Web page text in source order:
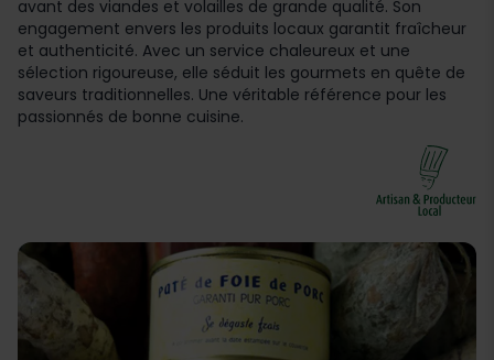
avant des viandes et volailles de grande qualité. Son
engagement envers les produits locaux garantit fraîcheur
et authenticité. Avec un service chaleureux et une
sélection rigoureuse, elle séduit les gourmets en quête de
saveurs traditionnelles. Une véritable référence pour les
passionnés de bonne cuisine.